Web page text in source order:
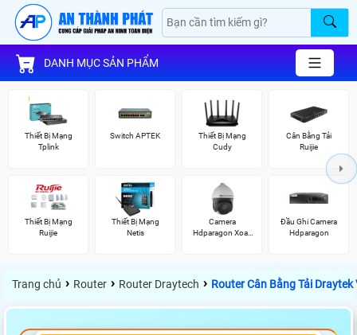
DANH MỤC SẢN PHẨM
Thiết Bị Mạng
Tplink
Switch APTEK
Thiết Bị Mạng
Cudy
Cân Bằng Tải
Ruijie
Thiết Bị Mạng
Ruijie
Thiết Bị Mạng
Netis
Camera
Hdparagon Xoay
Đầu Ghi Camera
Hdparagon
Trang chủ › Router › Router Draytech › Router Cân Bằng Tải